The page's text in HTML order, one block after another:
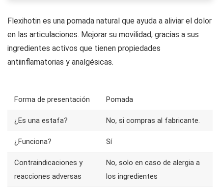
Flexihotin es una pomada natural que ayuda a aliviar el dolor
en las articulaciones. Mejorar su movilidad, gracias a sus
ingredientes activos que tienen propiedades
antiinflamatorias y analgésicas.
Forma de presentación Pomada
¿Es una estafa? No, si compras al fabricante.
¿Funciona? Sí
Contraindicaciones y
reacciones adversas
No, solo en caso de alergia a
los ingredientes